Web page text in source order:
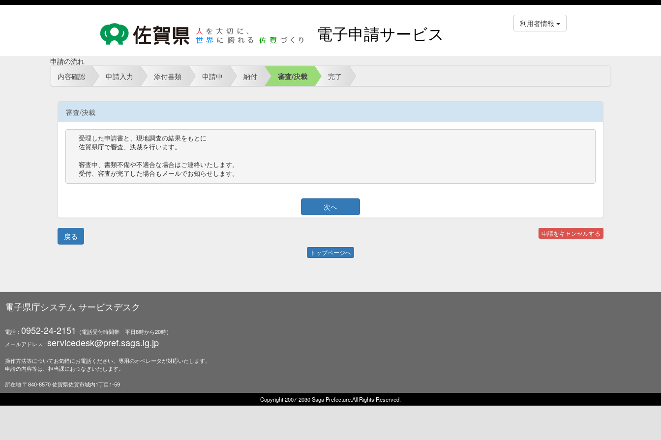
電子申請サービス
利用者情報
申請の流れ
内容確認
申請入力 添付書類 申請中 納付 審査/決裁 完了
審査/決裁
受理した申請書と、現地調査の結果をもとに
佐賀県庁で審査、決裁を行います。
審査中、書類不備や不適合な場合はご連絡いたします。
受付、審査が完了した場合もメールでお知らせします。
トップページへ
電子県庁システム サービスデスク
電話： 0952-24-2151
（電話受付時間帯 平日8時から20時）
メールアドレス : servicedesk@pref.saga.lg.jp
操作方法等についてお気軽にお電話ください。専用のオペレータが対応いたします。
申請の内容等は、担当課におつなぎいたします。
所在地:〒840-8570 佐賀県佐賀市城内1丁目1-59
Copyright 2007-2030 Saga Prefecture.All Rights Reserved.